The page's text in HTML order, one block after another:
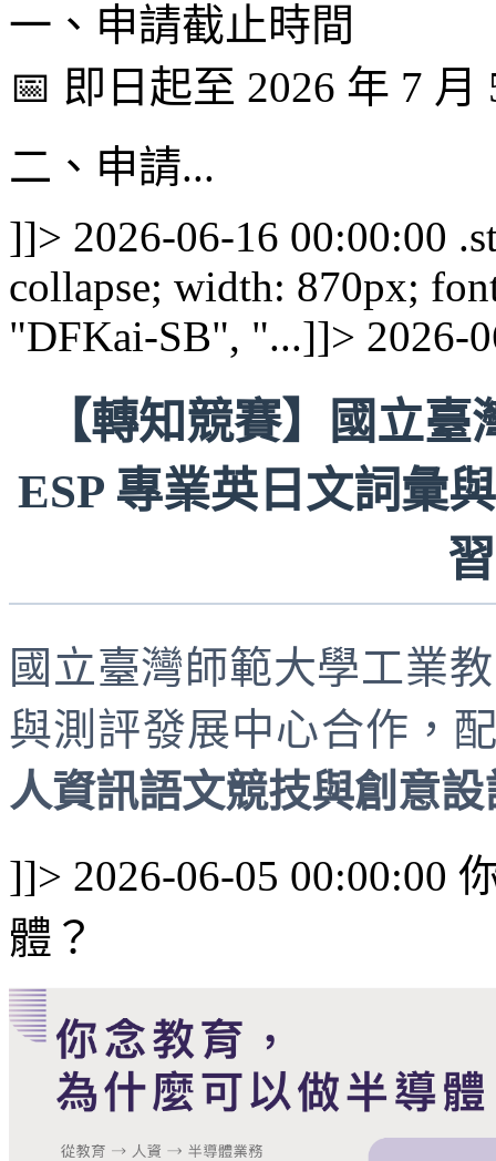
一、申請截止時間
📅 即日起至 2026 年 7 月
二、申請...
]]> 2026-06-16 00:00:00
collapse; width: 870px;
"DFKai-SB", "...]]> 2026-
【轉知競賽】國立
ESP 專業英日文詞彙
國立臺灣師範大學工業
與測評發展中心合作，
人資訊語文競技與創意
]]> 2026-06-05 00:00:00
體？